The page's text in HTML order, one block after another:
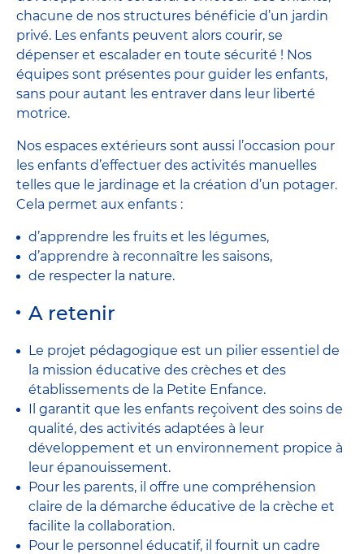
chacune de nos structures bénéficie d’un jardin
privé. Les enfants peuvent alors courir, se
dépenser et escalader en toute sécurité ! Nos
équipes sont présentes pour guider les enfants,
sans pour autant les entraver dans leur liberté
motrice.
Nos espaces extérieurs sont aussi l’occasion pour
les enfants d’effectuer des activités manuelles
telles que le jardinage et la création d’un potager.
Cela permet aux enfants :
d’apprendre les fruits et les légumes,
d’apprendre à reconnaître les saisons,
de respecter la nature.
A retenir
Le projet pédagogique est un pilier essentiel de
la mission éducative des crèches et des
établissements de la Petite Enfance.
Il garantit que les enfants reçoivent des soins de
qualité, des activités adaptées à leur
développement et un environnement propice à
leur épanouissement.
Pour les parents, il offre une compréhension
claire de la démarche éducative de la crèche et
facilite la collaboration.
Pour le personnel éducatif, il fournit un cadre